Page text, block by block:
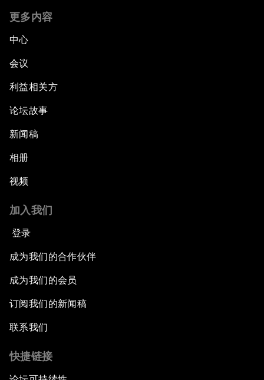
更多内容
中心
会议
利益相关方
论坛故事
新闻稿
相册
视频
加入我们
登录
成为我们的合作伙伴
成为我们的会员
订阅我们的新闻稿
联系我们
快捷链接